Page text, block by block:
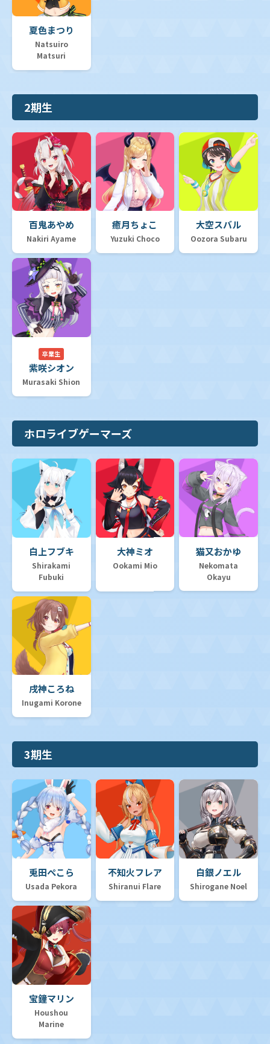
夏色まつり
Natsuiro
Matsuri
2期生
百鬼あやめ
Nakiri Ayame
癒月ちょこ
Yuzuki Choco
大空スバル
Oozora Subaru
卒業生
紫咲シオン
Murasaki Shion
ホロライブゲーマーズ
白上フブキ
Shirakami
Fubuki
大神ミオ
Ookami Mio
猫又おかゆ
Nekomata
Okayu
戌神ころね
Inugami Korone
3期生
兎田ぺこら
Usada Pekora
不知火フレア
Shiranui Flare
白銀ノエル
Shirogane Noel
宝鐘マリン
Houshou
Marine